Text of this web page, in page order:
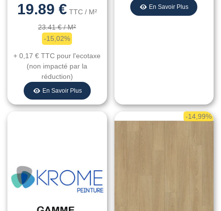
19.89 € TTC/ M²
23.41 € / M²
-15,02%
+ 0,17 €TTC pour l'ecotaxe
(non impacté par la
réduction)
En Savoir Plus
En Savoir Plus
-14,99%